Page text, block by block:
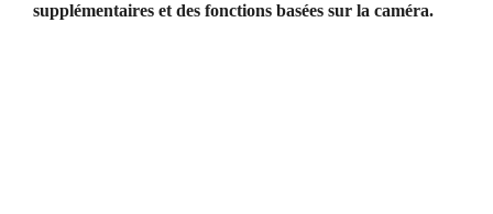
supplémentaires et des fonctions basées sur la caméra.